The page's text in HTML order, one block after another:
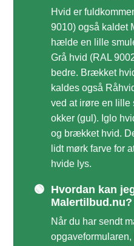
Hvid er
9010) også kaldet
hælde en lille
Grå hvid (RAL
bedre. Brækket
kaldes også
ved at irøre en lille
okker (gul). Iglo
og brækket hvid.
lidt mørk farve for
hvide lys.
🟢 Hvordan kan
Malertilbud.nu?
Når du har sendt